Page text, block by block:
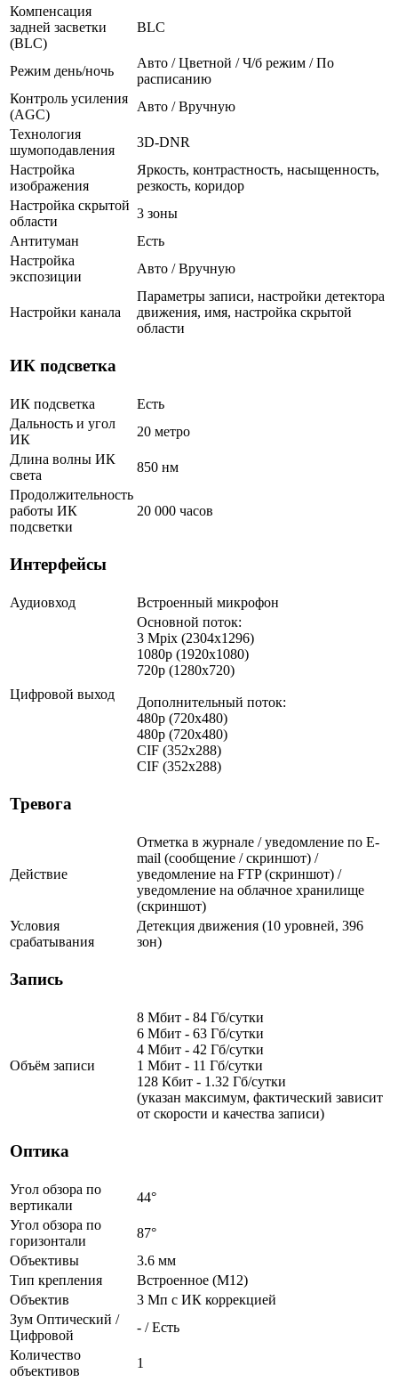
Компенсация
задней засветки
(BLC)
BLC
Режим день/ночь
Авто / Цветной / Ч/б режим / По
расписанию
Контроль усиления
(AGC)
Авто / Вручную
Технология
шумоподавления
3D-DNR
Настройка
изображения
Яркость, контрастность, насыщенность,
резкость, коридор
Настройка скрытой
области
3 зоны
Антитуман
Есть
Настройка
экспозиции
Авто / Вручную
Настройки канала
Параметры записи, настройки детектора
движения, имя, настройка скрытой
области
ИК подсветка
ИК подсветка
Есть
Дальность и угол
ИК
20 метро
Длина волны ИК
света
850 нм
Продолжительность
работы ИК
подсветки
20 000 часов
Интерфейсы
Аудиовход Встроенный микрофон
Цифровой выход
Основной поток:
3 Mpix (2304x1296)
1080p (1920x1080)
720p (1280x720)
Дополнительный поток:
480p (720x480)
480p (720x480)
CIF (352x288)
CIF (352x288)
Тревога
Действие
Отметка в журнале / уведомление по E-
mail (сообщение / скриншот) /
уведомление на FTP (скриншот) /
уведомление на облачное хранилище
(скриншот)
Условия
срабатывания
Детекция движения (10 уровней, 396
зон)
Запись
Объём записи
8 Мбит - 84 Гб/сутки
6 Мбит - 63 Гб/сутки
4 Мбит - 42 Гб/сутки
1 Мбит - 11 Гб/сутки
128 Кбит - 1.32 Гб/сутки
(указан максимум, фактический зависит
от скорости и качества записи)
Оптика
Угол обзора по
вертикали
44°
Угол обзора по
горизонтали
87°
Объективы
3.6 мм
Тип крепления
Встроенное (М12)
Объектив
3 Мп c ИК коррекцией
Зум Оптический /
Цифровой
- / Есть
Количество
объективов
1